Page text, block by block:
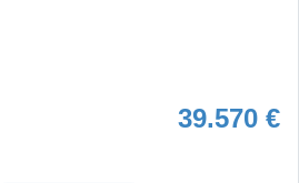
39.570 €